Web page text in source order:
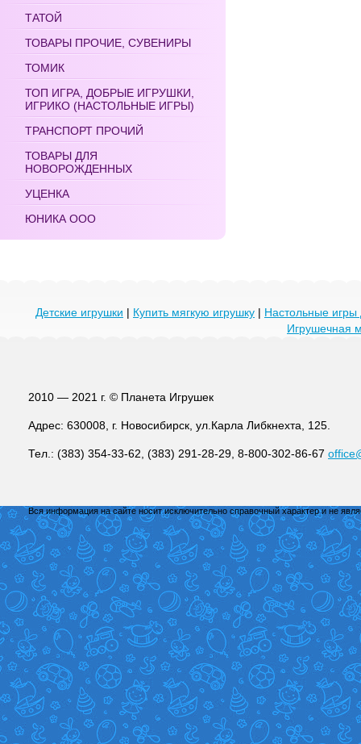
ТАТОЙ
ТОВАРЫ ПРОЧИЕ, СУВЕНИРЫ
ТОМИК
ТОП ИГРА, ДОБРЫЕ ИГРУШКИ,
ИГРИКО (НАСТОЛЬНЫЕ ИГРЫ)
ТРАНСПОРТ ПРОЧИЙ
ТОВАРЫ ДЛЯ
НОВОРОЖДЕННЫХ
УЦЕНКА
ЮНИКА ООО
Детские игрушки | Купить мягкую игрушку | Настольные игры
Игрушечная
2010 — 2021 г. © Планета Игрушек
Адрес: 630008, г. Новосибирск, ул.Карла Либкнехта, 125.
Тел.: (383) 354-33-62, (383) 291-28-29, 8-800-302-86-67
Вся информация на сайте носит исключительно справочный характер и не